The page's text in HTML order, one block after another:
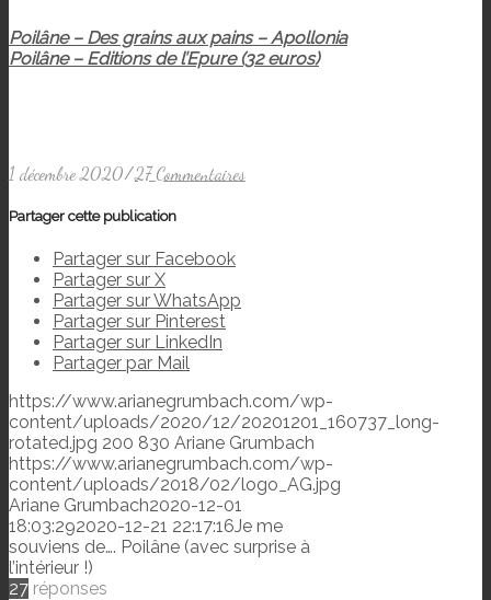
Poilâne – Des grains aux pains – Apollonia
Poilâne – Editions de l’Epure (32 euros)
1 décembre 2020/27 Commentaires
Partager cette publication
Partager sur Facebook
Partager sur X
Partager sur WhatsApp
Partager sur Pinterest
Partager sur LinkedIn
Partager par Mail
https://www.arianegrumbach.com/wp-
content/uploads/2020/12/20201201_160737_long-
rotated.jpg 200 830 Ariane Grumbach
https://www.arianegrumbach.com/wp-
content/uploads/2018/02/logo_AG.jpg
Ariane Grumbach2020-12-01
18:03:292020-12-21 22:17:16Je me
souviens de…. Poilâne (avec surprise à
l’intérieur !)
27 réponses